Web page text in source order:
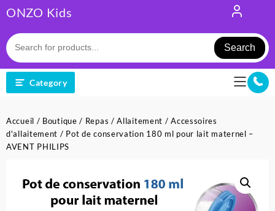
to
content
ONZO Kids
Search
Category
Accueil / Boutique / Repas /Allaitement /Accessoires
d'allaitement / Pot de conservation 180 ml pour lait maternel –
AVENT PHILIPS